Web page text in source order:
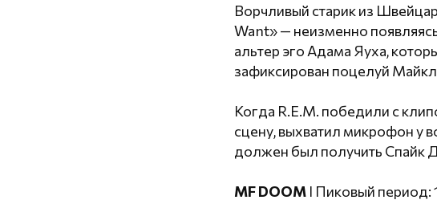
Ворчливый старик из
Want» — неизменно
альтер эго Адама Яуха,
зафиксирован поцелуй
Когда R.E.M. победили с
сцену, выхватил микрофон у
должен был получить Спайк
MF DOOM I Пиковый период: